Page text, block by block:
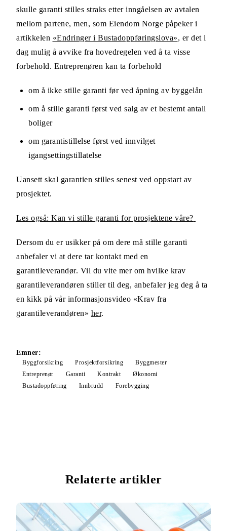
skulle garanti stilles straks etter inngåelsen av avtalen
mellom partene, men, som Eiendom Norge påpeker i
artikkelen «Endringer i Bustadoppføringslova», er det i
dag mulig å avvike fra hovedregelen ved å ta visse
forbehold. Entreprenøren kan ta forbehold
om å ikke stille garanti før ved åpning av byggelån
om å stille garanti først ved salg av et bestemt antall
boliger
om garantistillelse først ved innvilget
igangsettingstillatelse
Uansett skal garantien stilles senest ved oppstart av
prosjektet.
Les også: Kan vi stille garanti for prosjektene våre?
Dersom du er usikker på om dere må stille garanti
anbefaler vi at dere tar kontakt med en
garantileverandør. Vil du vite mer om hvilke krav
garantileverandøren stiller til deg, anbefaler jeg deg å ta
en kikk på vår informasjonsvideo «Krav fra
garantileverandøren» her.
Emner:
Byggforsikring Prosjektforsikring
Byggmester
Entreprenør
Garanti Kontrakt
Økonomi
Bustadoppføring
Innbrudd Forebygging
Relaterte artikler